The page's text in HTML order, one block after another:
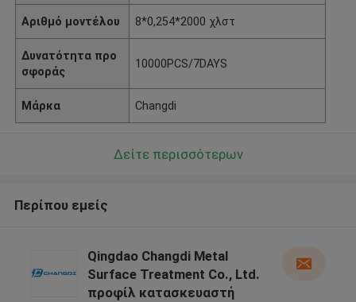
Αριθμό μοντέλου 8*0,254*2000 χλστ
Δυνατότητα προ
σφοράς
10000PCS/7DAYS
Μάρκα Changdi
Δείτε περισσότερων
Περίπου εμείς
Qingdao Changdi Metal
Surface Treatment Co., Ltd.
προφίλ κατασκευαστή